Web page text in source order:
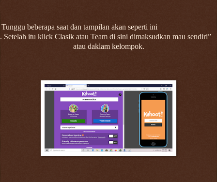
beberapa saat dan tampilan akan seperti ini
Setelah itu klick Clasik atau Team di sini dimaksudkan mau sendiri”
atau daklam kelompok.